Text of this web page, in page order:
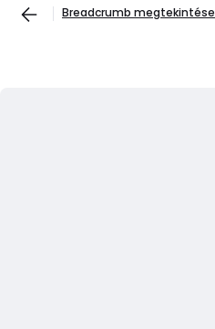
Breadcrumb megtekintése